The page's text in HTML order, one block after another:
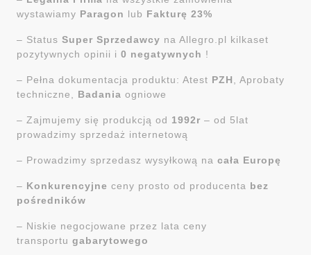
wystawiamy Paragon lub Fakturę 23%
– Status Super Sprzedawcy na Allegro.pl kilkaset
pozytywnych opinii i 0 negatywnych !
– Pełna dokumentacja produktu: Atest PZH
, Aprobaty
techniczne, Badania ogniowe
– Zajmujemy się produkcją od 1992r – od 5lat
prowadzimy sprzedaż internetową
– Prowadzimy sprzedasz wysyłkową na cała Europę
– Konkurencyjne ceny prosto od producenta bez
pośredników
– Niskie negocjowane przez lata ceny
transportu gabarytowego